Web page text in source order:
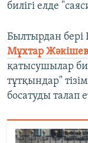
билігі елде
Былтырдан
Мұхтар
қатысушылар
тұтқындар"
босатуды талап